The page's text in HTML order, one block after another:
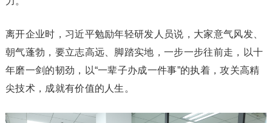
离开企业时，习近平勉励年轻研发人员说，大家意气风发、
朝气蓬勃，要立志高远、脚踏实地，一步一步往前走，以十
年磨一剑的韧劲，以“一辈子办成一件事”的执着，攻关高精
尖技术，成就有价值的人生。